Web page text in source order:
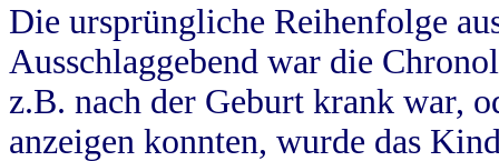
Die ursprüngliche Reihenfolge
Ausschlaggebend war die
z.B. nach der Geburt krank war,
anzeigen konnten, wurde das